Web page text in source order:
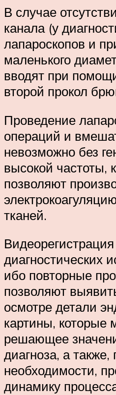
В случае
канала (у
лапароскопов и
маленького
вводят при
второй прокол
Проведение
операций и
невозможно без
высокой частоты,
позволяют
тканей.
диагностических
ибо повторные
позволяют
осмотре детали
картины, которые
решающее
диагноза, а также,
необходимости,
динамику